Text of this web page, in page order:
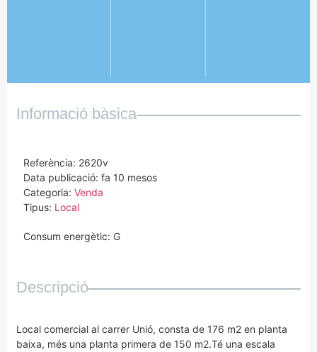
Informació bàsica
Referència: 2620v
Data publicació: fa 10 mesos
Categoria: Venda
Tipus: Local
Consum energètic: G
Descripció
Local comercial al carrer Unió, consta de 176 m2 en planta
baixa, més una planta primera de 150 m2.Té una escala